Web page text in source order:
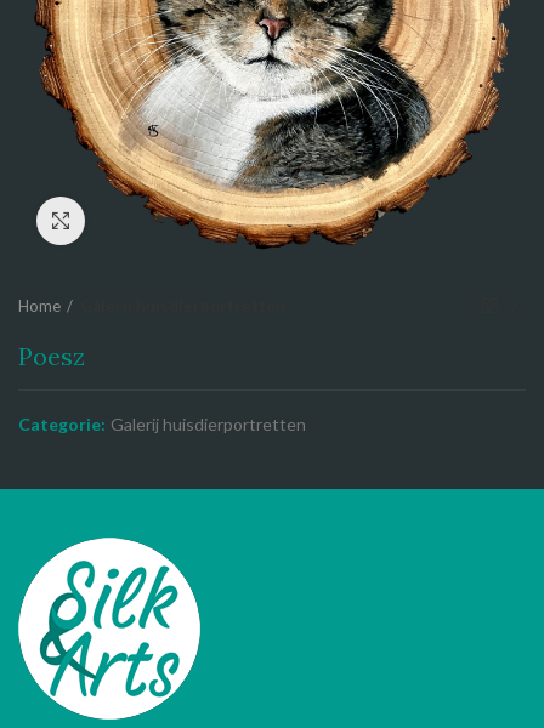
Click to enlarge
Home
Poesz
Categorie: Galerij huisdierportretten